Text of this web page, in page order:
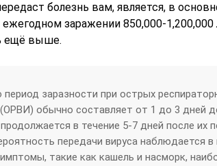
болезнь вам, является, в
заражении 850,000-
ещё выше.
заразности при острых
обычно составляет от 1 до 3 дней
в течение 5-7 дней после их
передачи вируса наблюдается в
такие как кашель и насморк,